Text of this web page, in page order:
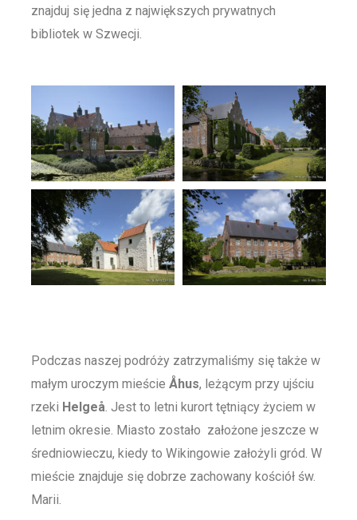
znajduj się jedna z największych prywatnych
bibliotek w Szwecji.
Podczas naszej podróży zatrzymaliśmy się także w
małym uroczym mieście Åhus, leżącym przy ujściu
rzeki Helgeå. Jest to letni kurort tętniący życiem w
letnim okresie. Miasto zostało założone jeszcze w
średniowieczu, kiedy to Wikingowie założyli gród. W
mieście znajduje się dobrze zachowany kościół św.
Marii.